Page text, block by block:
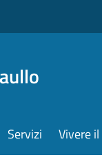
Servizi Vivere